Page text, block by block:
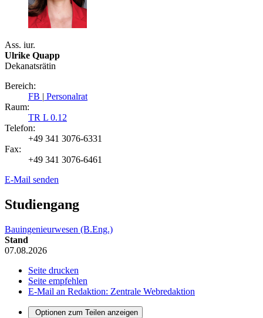
Ass. iur.
Ulrike Quapp
Dekanatsrätin
Bereich:
FB
Personalrat
Raum:
TR L 0.12
Telefon:
+49 341 3076-6331
Fax:
+49 341 3076-6461
E-Mail senden
Studiengang
Bauingenieurwesen (B.Eng.)
Stand
07.08.2026
Seite drucken
Seite empfehlen
E-Mail an Redaktion: Zentrale Webredaktion
Optionen zum Teilen anzeigen